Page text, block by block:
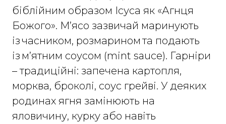
біблійним образом Ісуса як «Агнця
Божого». М’ясо зазвичай маринують
із часником, розмарином та подають
із м’ятним соусом (mint sauce). Гарніри
– традиційні: запечена картопля,
морква, броколі, соус грейві. У деяких
родинах ягня замінюють на
яловичину, курку або навіть